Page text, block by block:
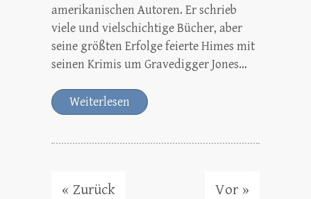
amerikanischen Autoren. Er schrieb
viele und vielschichtige Bücher, aber
seine größten Erfolge feierte Himes mit
seinen Krimis um Gravedigger Jones…
Weiterlesen
« Zurück Vor »